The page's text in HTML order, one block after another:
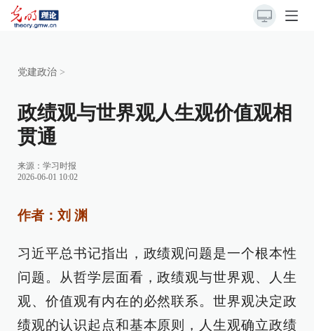
党建政治 >
政绩观与世界观人生观价值观相
贯通
来源： 学习时报
2026-06-01 10:02
作者：刘 渊
习近平总书记指出，政绩观问题是一个根本性
问题。从哲学层面看，政绩观与世界观、人生
观、价值观有内在的必然联系。世界观决定政
绩观的认识起点和基本原则，人生观确立政绩